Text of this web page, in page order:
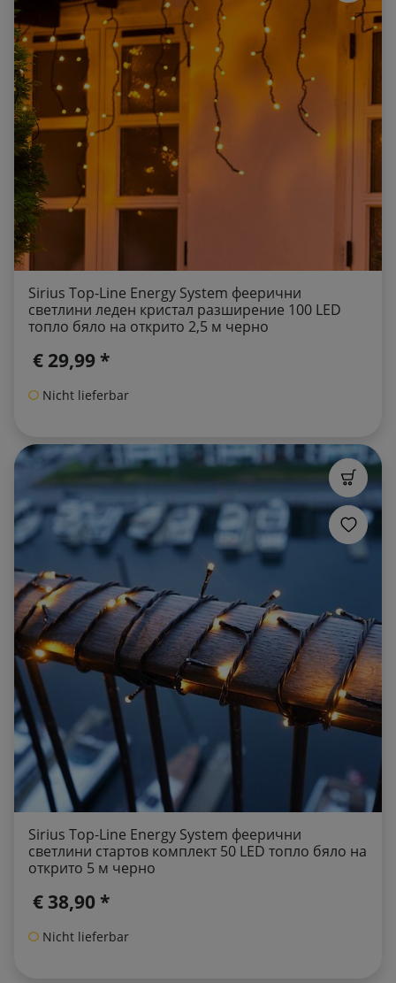
Sirius Top-Line Energy System феерични
светлини леден кристал разширение 100 LED
топло бяло на открито 2,5 м черно
€ 29,99 *
Nicht lieferbar
Sirius Top-Line Energy System феерични
светлини стартов комплект 50 LED топло бяло на
открито 5 м черно
€ 38,90 *
Nicht lieferbar